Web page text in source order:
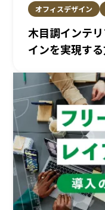
オフィスデザイン
木目調インテ
インを実現す